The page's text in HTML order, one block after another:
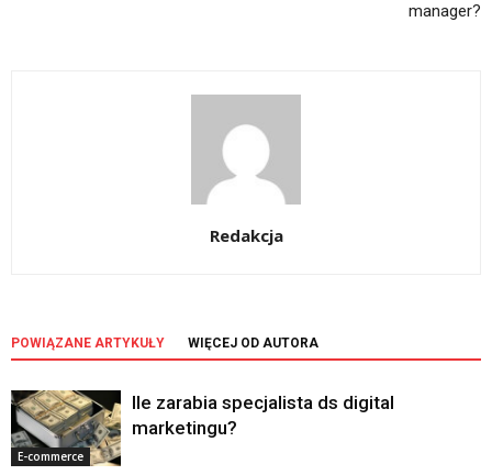
manager?
Redakcja
POWIĄZANE ARTYKUŁY WIĘCEJ OD AUTORA
E-commerce
Ile zarabia specjalista ds digital
marketingu?